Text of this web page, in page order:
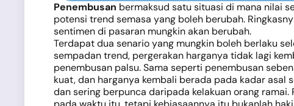
Penembusan bermaksud satu situasi di mana nilai
potensi trend semasa yang boleh berubah.
sentimen di pasaran mungkin akan berubah.
Terdapat dua senario yang mungkin boleh berlaku
sempadan trend, pergerakan harganya tidak lagi
penembusan palsu. Sama seperti penembusan
kuat, dan harganya kembali berada pada kadar asal
dan sering berpunca daripada kelakuan orang